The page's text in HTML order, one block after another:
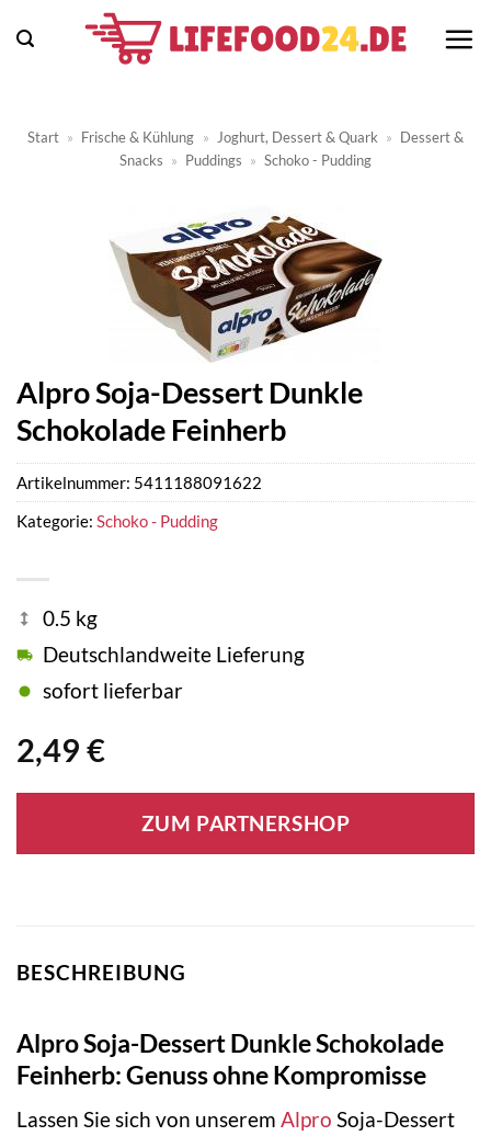
Inhalt
Start » Frische & Kühlung » Joghurt, Dessert & Quark » Dessert &
Snacks » Puddings » Schoko - Pudding
Alpro Soja-Dessert Dunkle
Schokolade Feinherb
2,49 €
0.5 kg
Deutschlandweite Lieferung
sofort lieferbar
ZUM PARTNERSHOP
Artikelnummer: 5411188091622
Kategorie: Schoko - Pudding
BESCHREIBUNG
Alpro Soja-Dessert Dunkle Schokolade
Feinherb: Genuss ohne Kompromisse
Lassen Sie sich von unserem Alpro Soja-Dessert